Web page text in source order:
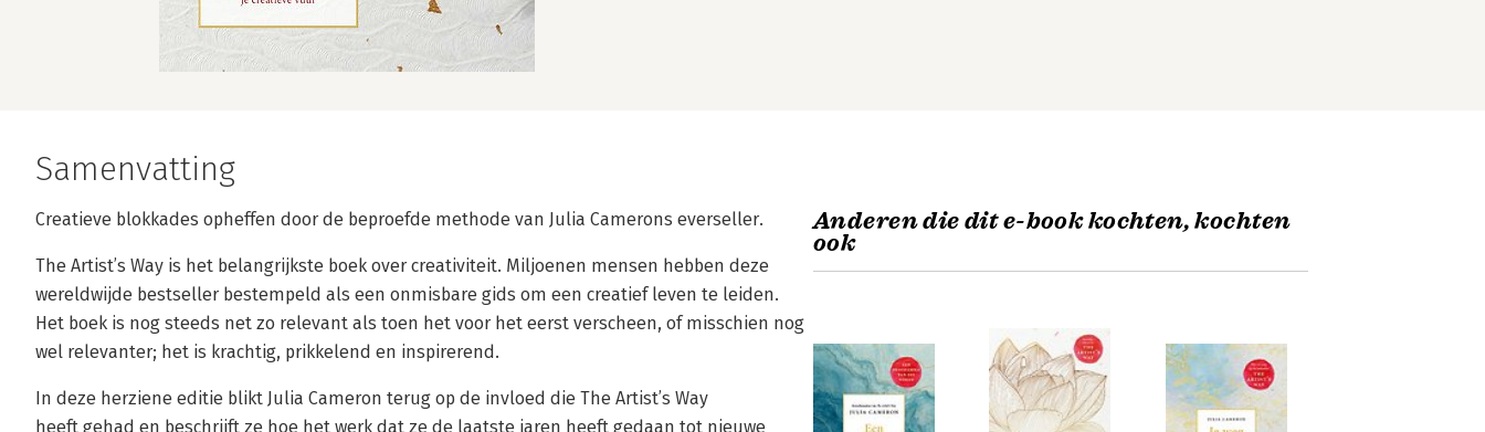
Samenvatting
Creatieve blokkades opheffen door de beproefde methode van Julia Camerons everseller.
The Artist’s Way is het belangrijkste boek over creativiteit. Miljoenen mensen hebben deze
wereldwijde bestseller bestempeld als een onmisbare gids om een creatief leven te leiden.
Het boek is nog steeds net zo relevant als toen het voor het eerst verscheen, of misschien nog
wel relevanter; het is krachtig, prikkelend en inspirerend.
In deze herziene editie blikt Julia Cameron terug op de invloed die The Artist’s Way
heeft gehad en beschrijft ze hoe het werk dat ze de laatste jaren heeft gedaan tot nieuwe
Anderen die dit e-book kochten, kochten
ook